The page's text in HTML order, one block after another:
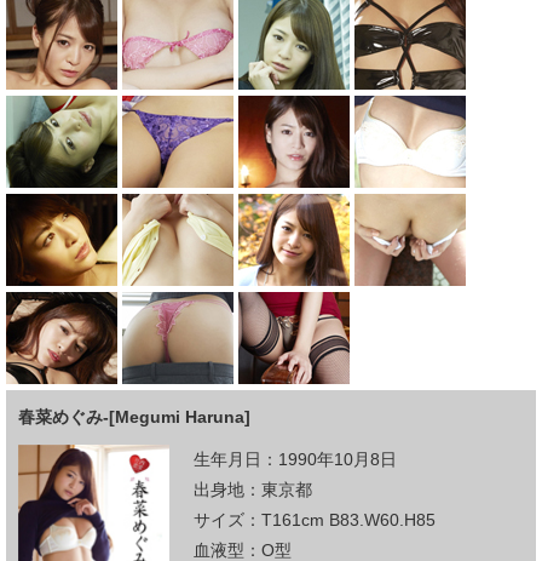
春菜めぐみ-[Megumi Haruna]
生年月日：1990年10月8日
出身地：東京都
サイズ：T161cm B83.W60.H85
血液型：O型